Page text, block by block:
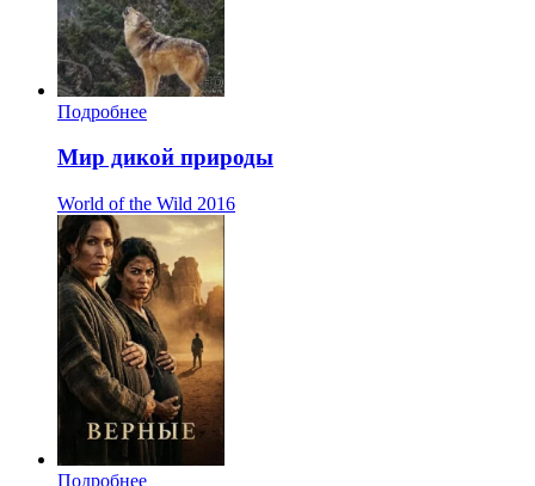
Подробнее
Мир дикой природы
World of the Wild 2016
Подробнее